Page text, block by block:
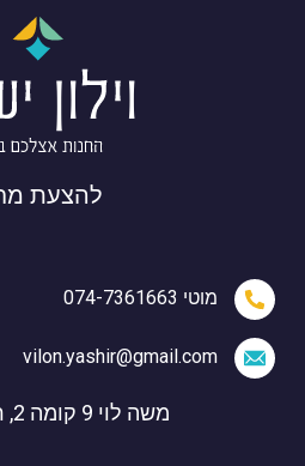
להצעת
מוטי 074-7361663
vilon.yashir@gmail.com
משה לוי 9 קומה 2, ראשון לציון